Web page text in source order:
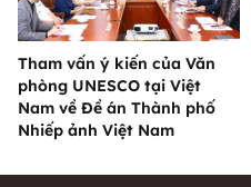
Tham vấn ý kiến của Văn
phòng UNESCO tại Việt
Nam về Đề án Thành phố
Nhiếp ảnh Việt Nam